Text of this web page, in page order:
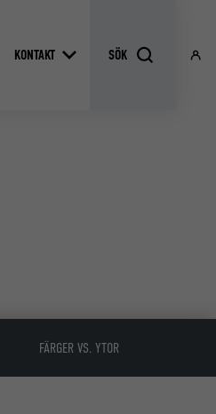
KONTAKT
FÄRGER VS. YTOR